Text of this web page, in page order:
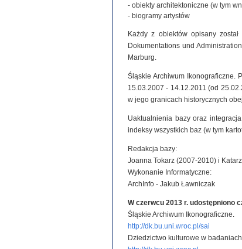
- obiekty architektoniczne (w tym
- biogramy artystów
Każdy z obiektów opisany
Dokumentations und
Marburg.
Śląskie Archiwum Ikonograficzne.
15.03.2007 - 14.12.2011 (od
w jego granicach historycznych
Uaktualnienia bazy oraz
indeksy wszystkich baz (w tym
Redakcja bazy:
Joanna Tokarz (2007-2010) i
Wykonanie Informatyczne:
ArchInfo - Jakub Ławniczak
W czerwcu 2013 r. udostępniono
Śląskie Archiwum Ikonograficzne.
http://dk.bu.uni.wroc.pl/sai
Dziedzictwo kulturowe w